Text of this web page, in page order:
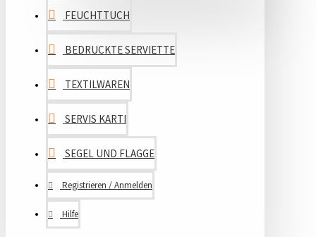
FEUCHTTUCH
BEDRUCKTE SERVIETTE
TEXTILWAREN
SERVIS KARTI
SEGEL UND FLAGGE
Registrieren / Anmelden
Hilfe